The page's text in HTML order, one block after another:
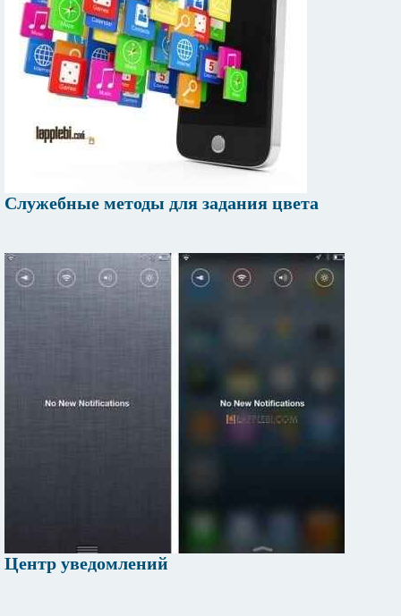
Служебные методы для задания цвета
Центр уведомлений